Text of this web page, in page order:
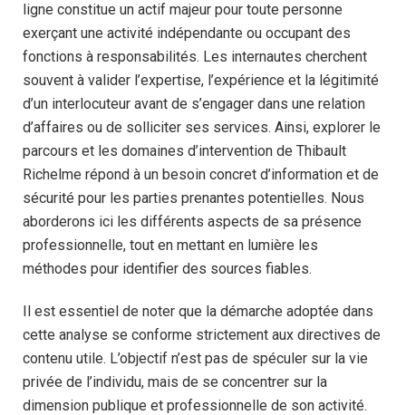
ligne constitue un actif majeur pour toute personne
exerçant une activité indépendante ou occupant des
fonctions à responsabilités. Les internautes cherchent
souvent à valider l’expertise, l’expérience et la légitimité
d’un interlocuteur avant de s’engager dans une relation
d’affaires ou de solliciter ses services. Ainsi, explorer le
parcours et les domaines d’intervention de Thibault
Richelme répond à un besoin concret d’information et de
sécurité pour les parties prenantes potentielles. Nous
aborderons ici les différents aspects de sa présence
professionnelle, tout en mettant en lumière les
méthodes pour identifier des sources fiables.
Il est essentiel de noter que la démarche adoptée dans
cette analyse se conforme strictement aux directives de
contenu utile. L’objectif n’est pas de spéculer sur la vie
privée de l’individu, mais de se concentrer sur la
dimension publique et professionnelle de son activité.